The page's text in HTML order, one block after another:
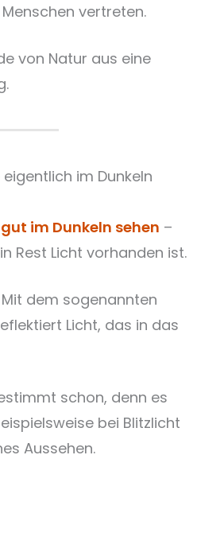
vertreten.
von Natur aus eine
im Dunkeln
im Dunkeln sehen –
Rest Licht vorhanden ist.
dem sogenannten
Licht, das in das
schon, denn es
bei Blitzlicht
Aussehen.